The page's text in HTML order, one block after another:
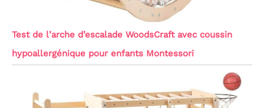
Test de l’arche d’escalade WoodsCraft avec coussin
hypoallergénique pour enfants Montessori